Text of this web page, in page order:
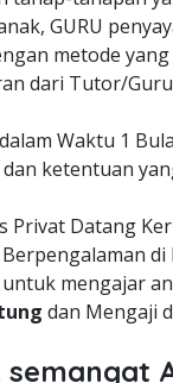
GURU
metode
dari Tutor/
Waktu 1
ketentuan
Datang
di
mengajar
dan Mengaji